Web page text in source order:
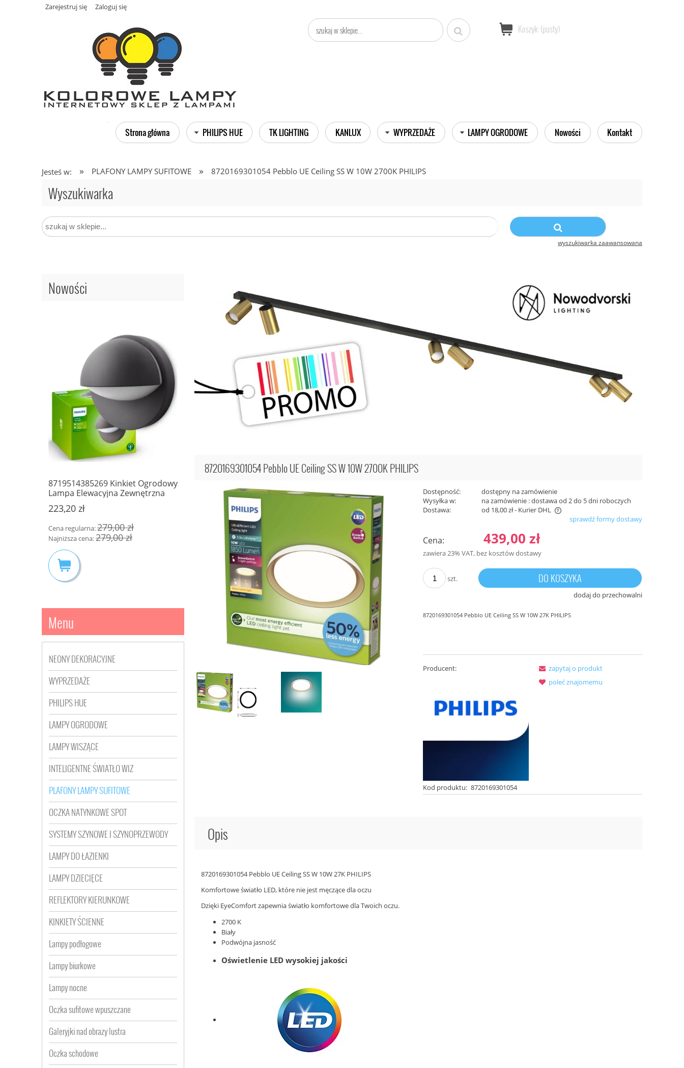
Zarejestruj się Zaloguj się
Koszyk: (pusty)
Strona główna PHILIPS HUE TK LIGHTING KANLUX WYPRZEDAŻE LAMPY OGRODOWE Nowości Kontakt
Jesteś w: » PLAFONY LAMPY SUFITOWE » 8720169301054 Pebblo UE Ceiling SS W 10W 2700K PHILIPS
Wyszukiwarka
wyszukiwarka zaawansowana
Nowości
8719514385269 Kinkiet Ogrodowy
Lampa Elewacyjna Zewnętrzna
E27 IP44 Antracyt June Philips
223,20 zł
Cena regularna:279,00 zł
Najniższa cena:279,00 zł
CAMARA W89949-6W-GD CAMARA
KINKIET ZŁOTY/GOLD ZUMA LINE
189,00 zł
TROY W90477-60GD TROY
KINKIET ZŁOTY/GOLD ZUMA LINE
199,00 zł
TROY W90477-40GD TROY
KINKIET ZŁOTY/GOLD ZUMA LINE
TROY W90477-
KINKIET ZŁOTY/
229,00 zł
Menu
NEONY DEKORACYJNE
WYPRZEDAŻE
PHILIPS HUE
LAMPY OGRODOWE
LAMPY WISZĄCE
INTELIGENTNE ŚWIATŁO WIZ
PLAFONY LAMPY SUFITOWE
OCZKA NATYNKOWE SPOT
SYSTEMY SZYNOWE I SZYNOPRZEWODY
LAMPY DO ŁAZIENKI
LAMPY DZIECIĘCE
REFLEKTORY KIERUNKOWE
KINKIETY ŚCIENNE
Lampy podłogowe
Lampy biurkowe
Lampy nocne
Oczka sufitowe wpuszczane
Galeryjki nad obrazy lustra
Oczka schodowe
8720169301054 Pebblo UE Ceiling SS W 10W 2700K PHILIPS
Dostępność:
dostępny na zamówienie
Wysyłka w:
na zamówienie : dostawa od 2 do 5 dni roboczych
Dostawa:
od 18,00 zł- Kurier DHL
Cena nie zawiera ewentualnych kosztów
płatności
sprawdź formy dostawy
Cena: 439,00 zł
zawiera 23% VAT, bez kosztów dostawy
szt. DO KOSZYKA
dodaj do przechowalni
8720169301054 Pebblo UE Ceiling SS W 10W 27K PHILIPS
Producent:
Kod produktu: 8720169301054
zapytaj o produkt
poleć znajomemu
Opis
8720169301054 Pebblo UE Ceiling SS W 10W 27K PHILIPS
Komfortowe światło LED, które nie jest męczące dla oczu
Dzięki EyeComfort zapewnia światło komfortowe dla Twoich oczu.
2700 K
Biały
Podwójna jasność
Oświetlenie LED wysokiej jakości